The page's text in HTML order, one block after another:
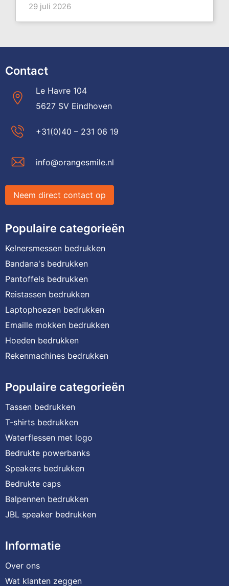
29 juli 2026
Contact
Le Havre 104
5627 SV Eindhoven
+31(0)40 – 231 06 19
info@orangesmile.nl
Neem direct contact op
Populaire categorieën
Kelnersmessen bedrukken
Bandana's bedrukken
Pantoffels bedrukken
Reistassen bedrukken
Laptophoezen bedrukken
Emaille mokken bedrukken
Hoeden bedrukken
Rekenmachines bedrukken
Populaire categorieën
Tassen bedrukken
T-shirts bedrukken
Waterflessen met logo
Bedrukte powerbanks
Speakers bedrukken
Bedrukte caps
Balpennen bedrukken
JBL speaker bedrukken
Informatie
Over ons
Wat klanten zeggen